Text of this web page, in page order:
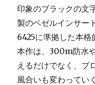
印象のブラックの文
製のベゼルインサー
6425に準拠した本格
本作は、300m防水
えるだけでなく、ブ
風合いも変わってい